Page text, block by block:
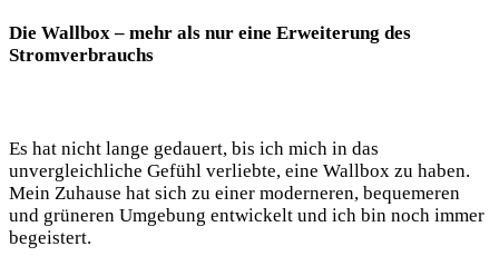
Die Wallbox – mehr als nur eine Erweiterung des
Stromverbrauchs
Es hat nicht lange gedauert, bis ich mich in das
unvergleichliche Gefühl verliebte, eine Wallbox zu haben.
Mein Zuhause hat sich zu einer moderneren, bequemeren
und grüneren Umgebung entwickelt und ich bin noch immer
begeistert.